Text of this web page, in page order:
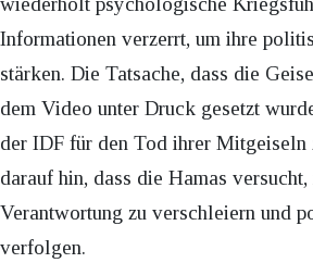
Informationen verzerrt, um ihre
stärken. Die Tatsache, dass die
dem Video unter Druck gesetzt
der IDF für den Tod ihrer Mitgeiseln
darauf hin, dass die Hamas
Verantwortung zu verschleiern und
verfolgen.